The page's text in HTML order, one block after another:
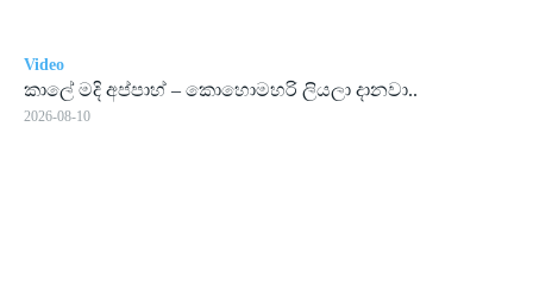
Video
කාලේ මදි අප්පාහ් – කොහොමහරි ලියලා දානවා..
2026-08-10